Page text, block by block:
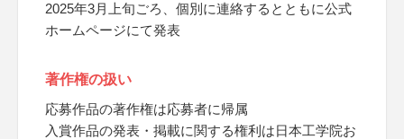
2025年3月上旬ごろ、個別に連絡するとともに公式
ホームページにて発表
著作権の扱い
応募作品の著作権は応募者に帰属
入賞作品の発表・掲載に関する権利は日本工学院お